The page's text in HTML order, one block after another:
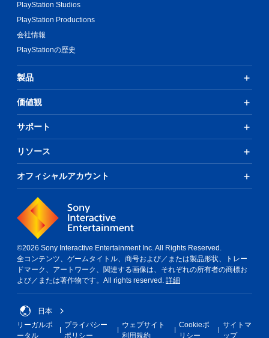
PlayStation Studios
PlayStation Productions
会社情報
PlayStationの歴史
製品
価値観
サポート
リソース
オフィシャルアカウント
©2026 Sony Interactive Entertainment Inc. All Rights Reserved.
全コンテンツ、ゲームタイトル、商号および／または製品形状、トレー
ドマーク、アートワーク、関連する画像は、それぞれの所有者の商標お
よび／または著作物です。All rights reserved. 詳細
日本
リーガルポ
ータル
プライバシー
ポリシー
ウェブサイト
利用規約
Cookieポ
リシー
サイトマ
ップ